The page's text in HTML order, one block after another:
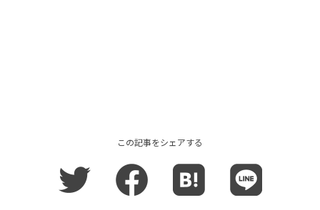
この記事をシェアする